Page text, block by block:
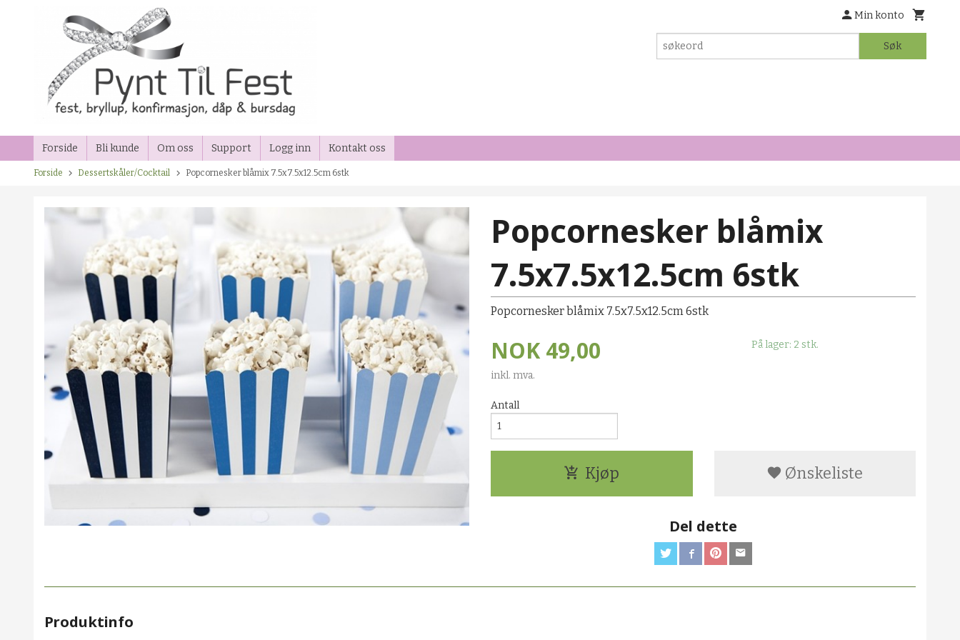
Min konto
Søk
Forside Bli kunde Om oss Support Logg inn Kontakt oss
Forside Dessertskåler/Cocktail Popcornesker blåmix 7.5x7.5x12.5cm 6stk
Popcornesker blåmix
7.5x7.5x12.5cm 6stk
Popcornesker blåmix 7.5x7.5x12.5cm 6stk
NOK 49,00
inkl. mva.
På lager: 2 stk.
Antall
Kjøp Ønskeliste
Del dette
Produktinfo